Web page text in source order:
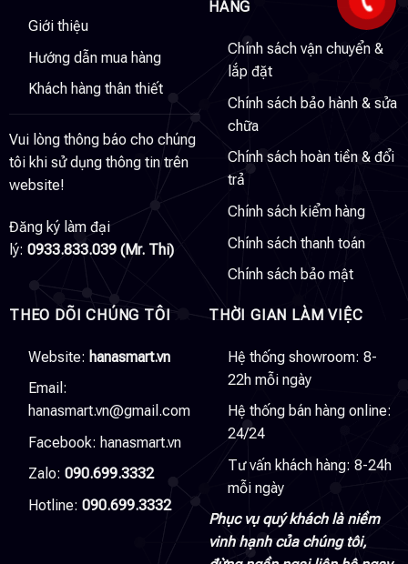
Giới thiệu
Hướng dẫn mua hàng
Khách hàng thân thiết
Vui lòng thông báo cho chúng
tôi khi sử dụng thông tin trên
website!
Đăng ký làm đại
lý: 0933.833.039 (Mr. Thi)
HÀNG
Chính sách vận chuyển &
lắp đặt
Chính sách bảo hành & sửa
chữa
Chính sách hoàn tiền & đổi
trả
Chính sách kiểm hàng
Chính sách thanh toán
Chính sách bảo mật
THEO DÕI CHÚNG TÔI
Website: hanasmart.vn
Email:
hanasmart.vn@gmail.com
Facebook: hanasmart.vn
Zalo: 090.699.3332
Hotline: 090.699.3332
THỜI GIAN LÀM VIỆC
Hệ thống showroom: 8-
22h mỗi ngày
Hệ thống bán hàng online:
24/24
Tư vấn khách hàng: 8-24h
mỗi ngày
Phục vụ quý khách là niềm
vinh hạnh của chúng tôi,